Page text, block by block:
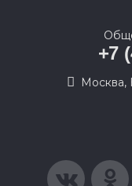
+7
Москва,